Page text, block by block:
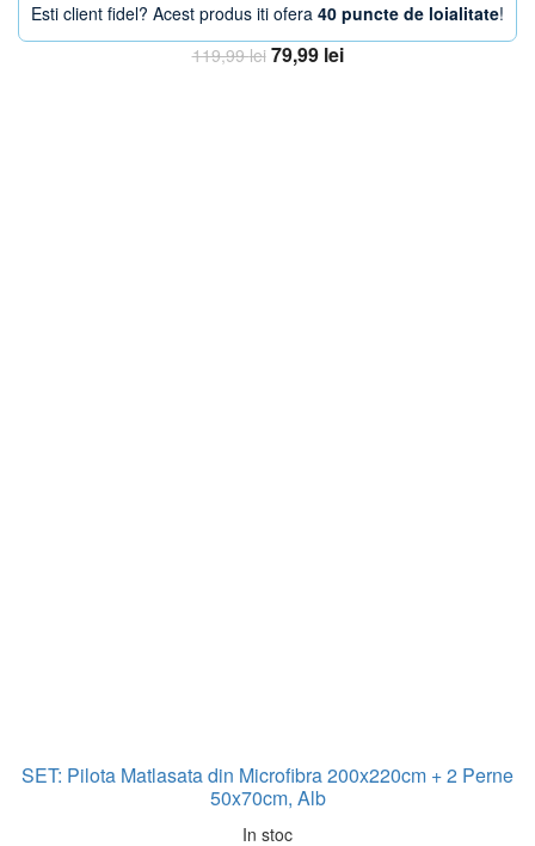
Esti client fidel? Acest produs iti ofera 40 puncte de loialitate!
119,99lei Prețul
79,99 leiPrețul
SET: Pilota Matlasata din Microfibra 200x220cm + 2 Perne
50x70cm, Alb
In stoc